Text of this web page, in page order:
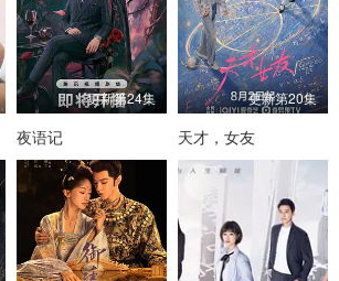
更新第24集
夜语记
更新第20集
天才，女友